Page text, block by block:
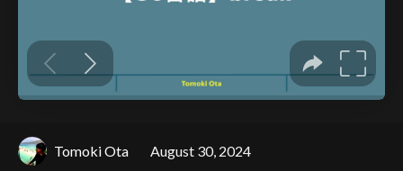
Tomoki Ota August 30, 2024